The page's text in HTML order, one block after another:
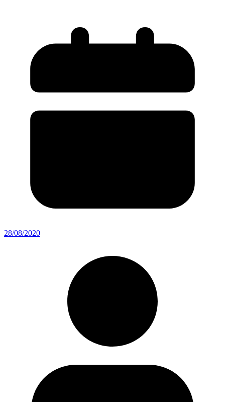
28/08/2020